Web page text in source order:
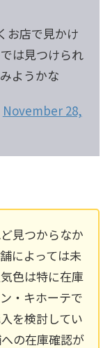
お店で見かけ
は見つけられ
ようかな
November 28,
見つからなか
によっては未
色は特に在庫
・キホーテで
を検討してい
の在庫確認が